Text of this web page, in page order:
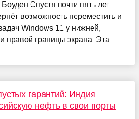
Спустя почти пять лет
возможность переместить и
Windows 11 у нижней,
правой границы экрана. Эта
гарантий: Индия
нефть в свои порты